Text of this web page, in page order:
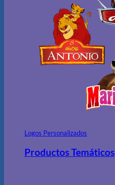
Logos Personalizados
Productos Temáticos